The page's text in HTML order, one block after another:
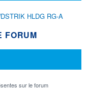
HLDG RG-A
FORUM
sur le forum